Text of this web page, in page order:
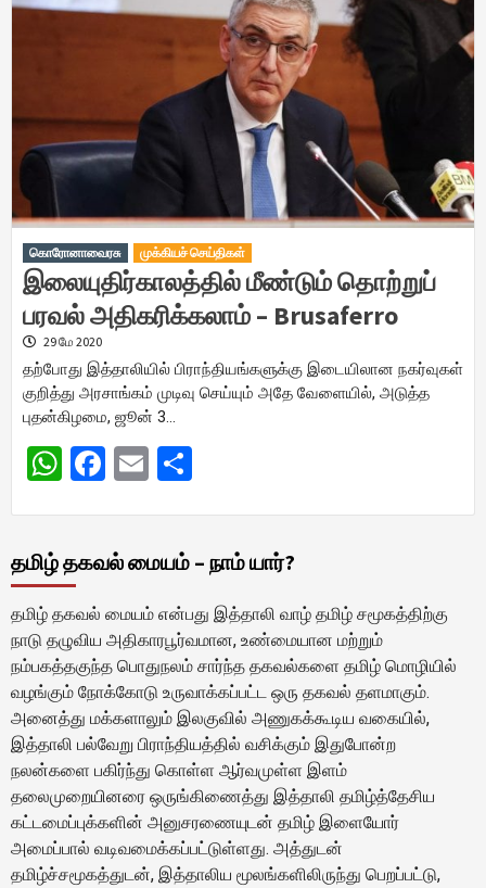
கொரோனாவைரசு முக்கியச் செய்திகள்
இலையுதிர்காலத்தில் மீண்டும் தொற்றுப்
பரவல் அதிகரிக்கலாம் – Brusaferro
29 மே 2020
தற்போது இத்தாலியில் பிராந்தியங்களுக்கு இடையிலான நகர்வுகள்
குறித்து அரசாங்கம் முடிவு செய்யும் அதே வேளையில், அடுத்த
புதன்கிழமை, ஜூன் 3…
WhatsApp
Facebook
Email
தமிழ் தகவல் மையம் – நாம் யார்?
தமிழ் தகவல் மையம் என்பது இத்தாலி வாழ் தமிழ் சமூகத்திற்கு
நாடு தழுவிய அதிகாரபூர்வமான, உண்மையான மற்றும்
நம்பகத்தகுந்த பொதுநலம் சார்ந்த தகவல்களை தமிழ் மொழியில்
வழங்கும் நோக்கோடு உருவாக்கப்பட்ட ஒரு தகவல் தளமாகும்.
அனைத்து மக்களாலும் இலகுவில் அணுகக்கூடிய வகையில்,
இத்தாலி பல்வேறு பிராந்தியத்தில் வசிக்கும் இதுபோன்ற
நலன்களை பகிர்ந்து கொள்ள ஆர்வமுள்ள இளம்
தலைமுறையினரை ஒருங்கிணைத்து இத்தாலி தமிழ்த்தேசிய
கட்டமைப்புக்களின் அனுசரணையுடன் தமிழ் இளையோர்
அமைப்பால் வடிவமைக்கப்பட்டுள்ளது. அத்துடன்
தமிழ்ச்சமூகத்துடன், இத்தாலிய மூலங்களிலிருந்து பெறப்பட்டு,